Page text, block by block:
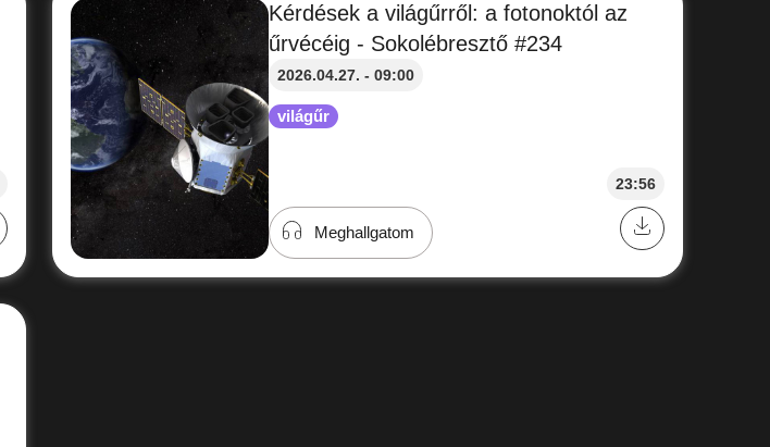
Kérdések a világűrről: a fotonoktól az
űrvécéig - Sokolébresztő #234
2026.04.27. - 09:00
világűr
23:56
Meghallgatom